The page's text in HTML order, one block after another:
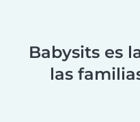
Babysits es
las